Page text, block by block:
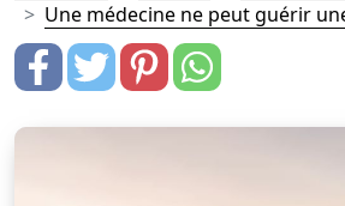
Une médecine ne peut guérir